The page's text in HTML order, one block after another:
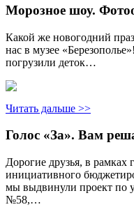
Морозное шоу.
Какой же новогодний
нас в музее
погрузили деток…
Читать дальше >>
Голос «За». Вам
Дорогие друзья, в рамках
инициативного
мы выдвинули проект по
№58,…